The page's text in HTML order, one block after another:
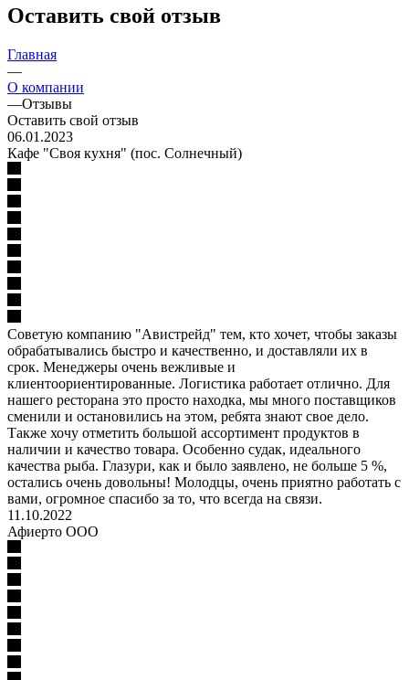
Оставить свой отзыв
Главная
—
О компании
—Отзывы
Оставить свой отзыв
06.01.2023
Кафе "Своя кухня" (пос. Солнечный)
Советую компанию "Авистрейд" тем, кто хочет, чтобы заказы
обрабатывались быстро и качественно, и доставляли их в
срок. Менеджеры очень вежливые и
клиентоориентированные. Логистика работает отлично. Для
нашего ресторана это просто находка, мы много поставщиков
сменили и остановились на этом, ребята знают свое дело.
Также хочу отметить большой ассортимент продуктов в
наличии и качество товара. Особенно судак, идеального
качества рыба. Глазури, как и было заявлено, не больше 5 %,
остались очень довольны! Молодцы, очень приятно работать с
вами, огромное спасибо за то, что всегда на связи.
11.10.2022
Афиерто ООО